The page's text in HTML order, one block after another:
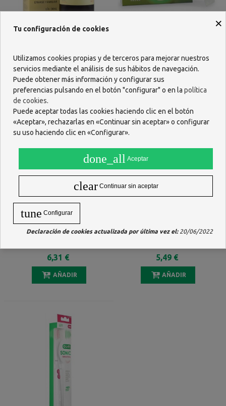
21,15 €
AÑADIR
36,03 €
Ver más
GUM TRAV-LER CEPILLO
UNIDADES
6,31 €
AÑADIR
GUM TRAV-LER CEPILLO
UNIDADES
5,49 €
AÑADIR
×
Tu configuración de cookies
Utilizamos cookies propias y de terceros para mejorar nuestros
servicios mediante el análisis de sus hábitos de navegación.
Puede obtener más información y configurar sus
preferencias pulsando en el botón "configurar" o en la política
de cookies.
Puede aceptar todas las cookies haciendo clic en el botón
«Aceptar», rechazarlas en «Continuar sin aceptar» o configurar
su uso haciendo clic en «Configurar».
done_all Aceptar
clear Continuar sin aceptar
tune Configurar
Declaración de cookies actualizada por última vez el:20/06/2022